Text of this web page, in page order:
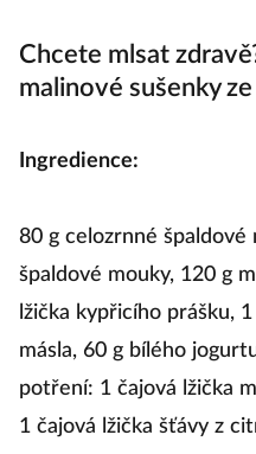
Chcete mlsat
malinové sušenky
Ingredience:
80 g celozrnné špaldové
špaldové mouky, 120 g
lžička kypřicího prášku,
másla, 60 g bílého
potření: 1 čajová lžička
1 čajová lžička šťávy z